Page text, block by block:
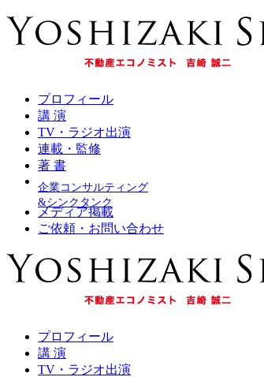
プロフィール
講 演
TV・ラジオ出演
連載・監修
著 書
企業コンサルティング
&シンクタンク
メディア掲載
ご依頼・お問い合わせ
プロフィール
講 演
TV・ラジオ出演